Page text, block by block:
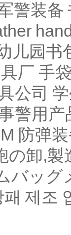
警装备
儿园书
厂 手
公司
警用
防弹
の卸,製
バッグ
제조